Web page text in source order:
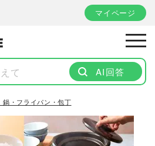
マイページ
AI回答
鍋・フライパン・包丁